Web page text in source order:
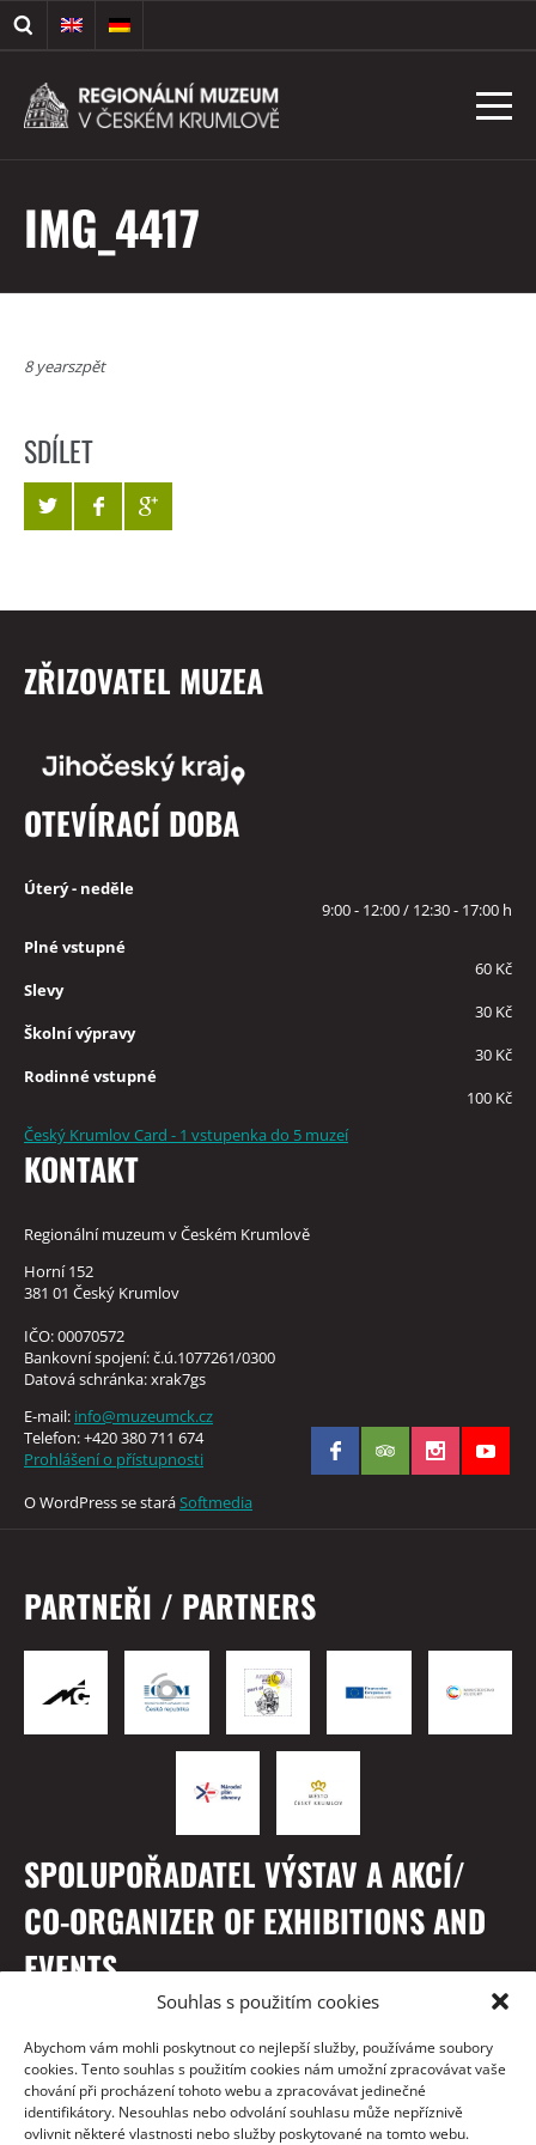
Souhlas s použitím cookies
Abychom vám mohli poskytnout co nejlepší služby, používáme soubory
cookies. Tento souhlas s použitím cookies nám umožní zpracovávat vaše
chování při procházení tohoto webu a zpracovávat jedinečné
identifikátory. Nesouhlas nebo odvolání souhlasu může nepříznivě
ovlivnit některé vlastnosti nebo služby poskytované na tomto webu.
IMG_4417
8 yearszpět
SDÍLET
ZŘIZOVATEL MUZEA
OTEVÍRACÍ DOBA
Úterý - neděle
9:00 - 12:00 / 12:30 - 17:00 h
Plné vstupné
60 Kč
Slevy
30 Kč
Školní výpravy
30 Kč
Rodinné vstupné
100 Kč
Český Krumlov Card - 1 vstupenka do 5 muzeí
KONTAKT
Regionální muzeum v Českém Krumlově
Horní 152
381 01 Český Krumlov
IČO: 00070572
Bankovní spojení: č.ú.1077261/0300
Datová schránka: xrak7gs
E-mail: info@muzeumck.cz
Telefon: +420 380 711 674
Prohlášení o přístupnosti
O WordPress se staráSoftmedia
PARTNEŘI / PARTNERS
SPOLUPOŘADATEL VÝSTAV A AKCÍ/
CO-ORGANIZER OF EXHIBITIONS AND
EVENTS